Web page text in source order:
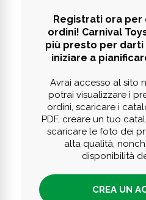
Registrati ora
ordini! Carnival
più presto per darti
iniziare a
Avrai accesso al sito
potrai visualizzare i
ordini, scaricare i
PDF, creare un tuo
scaricare le foto dei
alta qualità,
disponibilità
CREA UN